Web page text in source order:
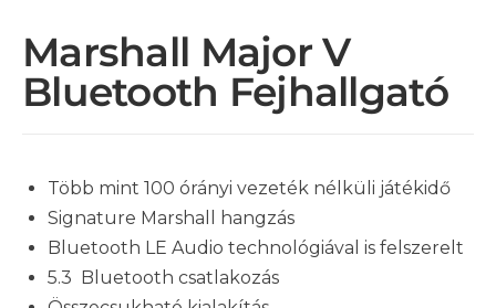
Marshall Major V
Bluetooth Fejhallgató
Több mint 100 órányi vezeték nélküli játékidő
Signature Marshall hangzás
Bluetooth LE Audio technológiával is felszerelt
5.3 Bluetooth csatlakozás